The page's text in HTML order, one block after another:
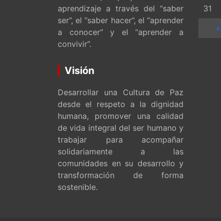
aprendizaje a través del “saber
ser”, el “saber hacer”, el “aprender
a conocer” y el “aprender a
convivir”.
Visión
Desarrollar una Cultura de Paz
desde el respeto a la dignidad
humana, promover una calidad
de vida integral del ser humano y
trabajar para acompañar
solidariamente a las
comunidades en su desarrollo y
transformación de forma
sostenible.
31